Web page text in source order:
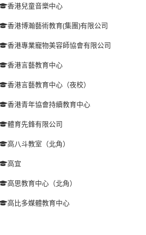
香港兒童音樂中心
香港博瀚藝術教育(集團)有限公司
香港專業寵物美容師協會有限公司
香港言藝教育中心
香港言藝教育中心（夜校）
香港青年協會持續教育中心
體育先鋒有限公司
高八斗教室（北角）
高宜
高思教育中心（北角）
高比多媒體教育中心